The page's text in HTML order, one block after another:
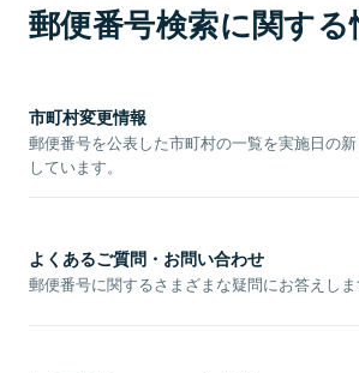
郵便番号検索に関する
市町村変更情報
郵便番号を公表した市町村の一覧を実施日の
しています。
よくあるご質問・お問い合わせ
郵便番号に関するさまざまな疑問にお答えしま